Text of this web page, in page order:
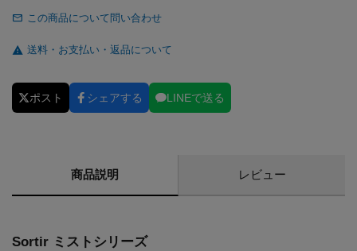
この商品について問い合わせ
送料・お支払い・返品について
ポスト シェアする LINEで送る
商品説明 レビュー
Sortir ミストシリーズ